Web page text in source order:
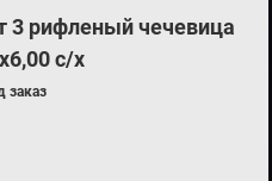
3 рифленый чечевица
с/х
заказ